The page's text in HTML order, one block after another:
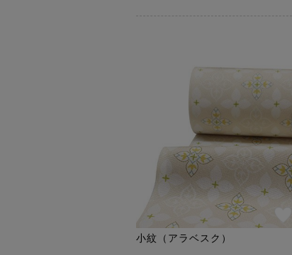
小紋（アラベスク）